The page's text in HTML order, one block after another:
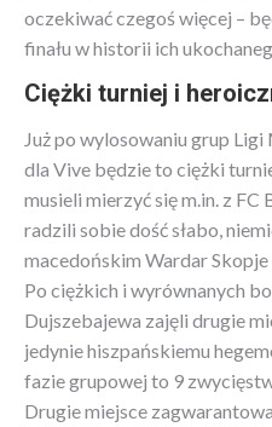
oczekiwać czegoś więcej –
finału w historii ich
Ciężki turniej i
Już po wylosowaniu grup
dla Vive będzie to ciężki
musieli mierzyć się m.in. z
radzili sobie dość słabo,
macedońskim Wardar
Po ciężkich i wyrównanych
Dujszebajewa zajęli drugie
jedynie hiszpańskiemu
fazie grupowej to 9
Drugie miejsce